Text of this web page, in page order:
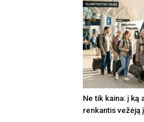
Ne tik kaina: į ką
renkantis vežėją